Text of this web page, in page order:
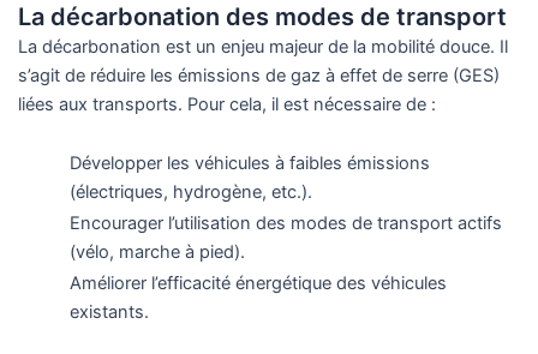
La décarbonation des modes de transport
La décarbonation est un enjeu majeur de la mobilité douce. Il
s’agit de réduire les émissions de gaz à effet de serre (GES)
liées aux transports. Pour cela, il est nécessaire de :
Développer les véhicules à faibles émissions
(électriques, hydrogène, etc.).
Encourager l’utilisation des modes de transport actifs
(vélo, marche à pied).
Améliorer l’efficacité énergétique des véhicules
existants.